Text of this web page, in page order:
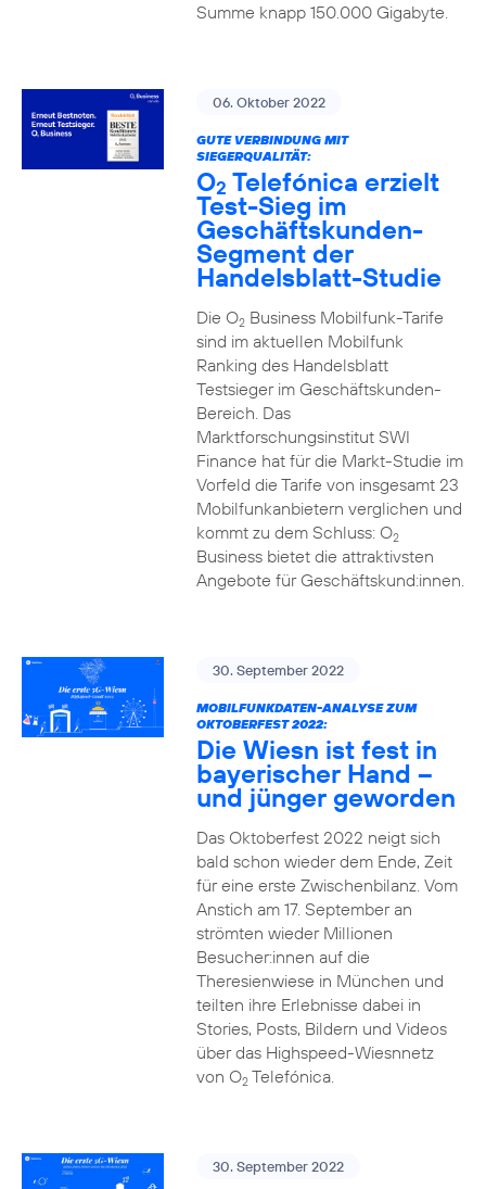
Summe knapp 150.000 Gigabyte.
06. Oktober 2022
GUTE VERBINDUNG MIT
SIEGERQUALITÄT:
O2 Telefónica erzielt
Test-Sieg im
Geschäftskunden-
Segment der
Handelsblatt-Studie
Die O2Business Mobilfunk-Tarife
sind im aktuellen Mobilfunk
Ranking des Handelsblatt
Testsieger im Geschäftskunden-
Bereich. Das
Marktforschungsinstitut SWI
Finance hat für die Markt-Studie im
Vorfeld die Tarife von insgesamt 23
Mobilfunkanbietern verglichen und
kommt zu dem Schluss: O2
Business bietet die attraktivsten
Angebote für Geschäftskund:innen.
30. September 2022
MOBILFUNKDATEN-ANALYSE ZUM
OKTOBERFEST 2022:
Die Wiesn ist fest in
bayerischer Hand –
und jünger geworden
Das Oktoberfest 2022 neigt sich
bald schon wieder dem Ende, Zeit
für eine erste Zwischenbilanz. Vom
Anstich am 17. September an
strömten wieder Millionen
Besucher:innen auf die
Theresienwiese in München und
teilten ihre Erlebnisse dabei in
Stories, Posts, Bildern und Videos
über das Highspeed-Wiesnnetz
von O2Telefónica.
30. September 2022